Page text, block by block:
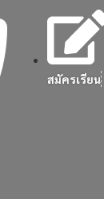
สมัครเรียน